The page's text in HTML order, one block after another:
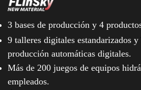
3 bases de producción y 4
9 talleres digitales estandarizados y
producción automáticas digitales.
Más de 200 juegos de equipos
empleados.